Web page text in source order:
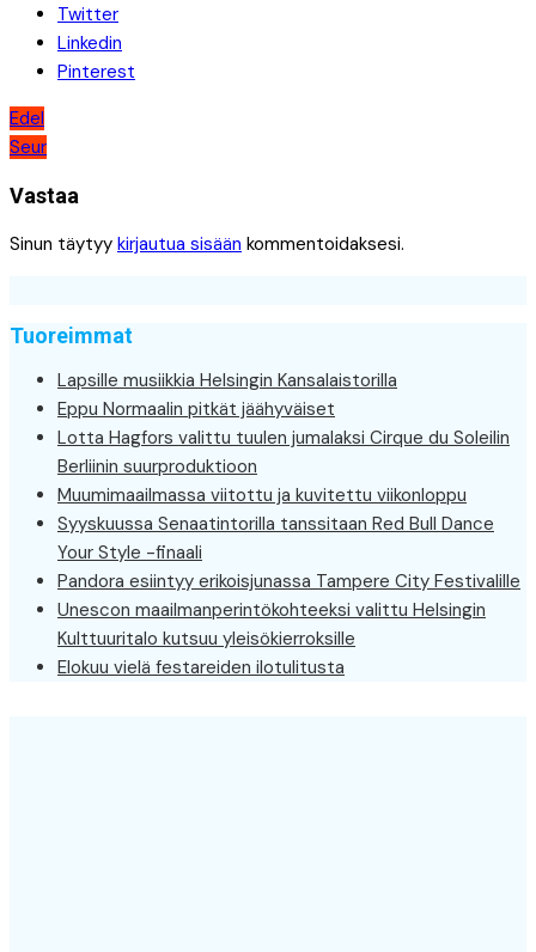
Twitter
Linkedin
Pinterest
Artikkelien
selaus
Edel
Seur
Vastaa
Sinun täytyy kirjautua sisään kommentoidaksesi.
Tuoreimmat
Lapsille musiikkia Helsingin Kansalaistorilla
Eppu Normaalin pitkät jäähyväiset
Lotta Hagfors valittu tuulen jumalaksi Cirque du Soleilin
Berliinin suurproduktioon
Muumimaailmassa viitottu ja kuvitettu viikonloppu
Syyskuussa Senaatintorilla tanssitaan Red Bull Dance
Your Style -finaali
Pandora esiintyy erikoisjunassa Tampere City Festivalille
Unescon maailmanperintökohteeksi valittu Helsingin
Kulttuuritalo kutsuu yleisökierroksille
Elokuu vielä festareiden ilotulitusta